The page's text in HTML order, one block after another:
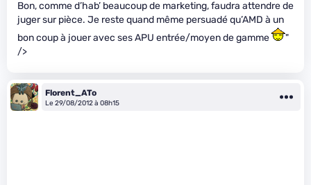
Bon, comme d’hab’ beaucoup de marketing, faudra attendre de
juger sur pièce. Je reste quand même persuadé qu’AMD à un
bon coup à jouer avec ses APU entrée/moyen de gamme
"
/>
Florent_ATo
Le 29/08/2012 à 08h15